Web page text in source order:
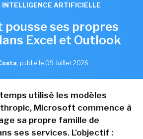
INTELLIGENCE ARTIFICIELLE
ses propres
Excel et Outlook
, publié le 09 Juillet 2026
utilisé les modèles
Microsoft commence à
sa propre famille de
ses services. L'objectif :